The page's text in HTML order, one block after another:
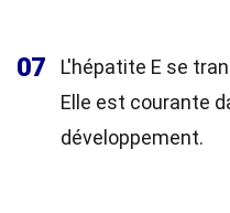
07
L'hépatite E se
Elle est courante
développement.